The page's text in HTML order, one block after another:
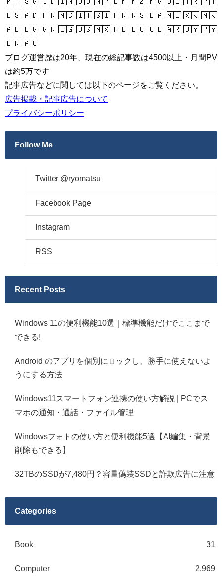
🇲🇾 🇸🇬 🇮🇩 🇮🇳 🇧🇩 🇳🇵 🇱🇰 🇰🇿 🇰🇬 🇺🇿 🇹🇷 🇵🇹
🇪🇸 🇦🇩 🇫🇷 🇲🇨 🇮🇹 🇸🇮 🇭🇷 🇷🇸 🇧🇦 🇲🇪 🇽🇰 🇲🇰
🇦🇱 🇧🇬 🇬🇷 🇪🇬 🇺🇸 🇲🇽 🇵🇪 🇧🇴 🇨🇱 🇦🇷 🇺🇾 🇵🇾
🇧🇷 🇦🇺
ブログ運営歴は20年、現在の総記事数は4500以上・月間PV
は約5万です
記事広告などに関しては以下のページをご覧ください。
広告掲載・記事広告について
プライバシーポリシー
Follow Me
Twitter @ryomatsu
Facebook Page
Instagram
RSS
Recent Posts
Windows 11の便利機能10選｜標準機能だけでここまで
できる!
Android のアプリを個別にロックし、勝手に使えないよ
うにする方法
Windows11スマートフォン連携の使い方解説 | PCでス
マホの通知・通話・ファイル管理
Windowsフォトの使い方と便利機能5選【AI編集・背景
削除もできる】
32TBのSSDが7,480円？容量偽装SSDと詐欺広告に注意
Categories
Book 31
Computer 2,969